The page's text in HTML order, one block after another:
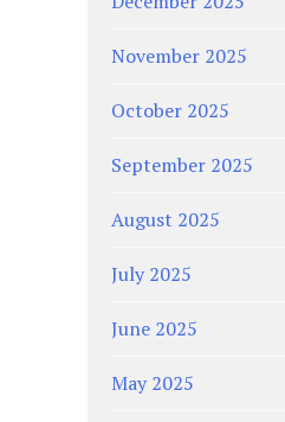
November 2025
October 2025
September 2025
August 2025
July 2025
June 2025
May 2025